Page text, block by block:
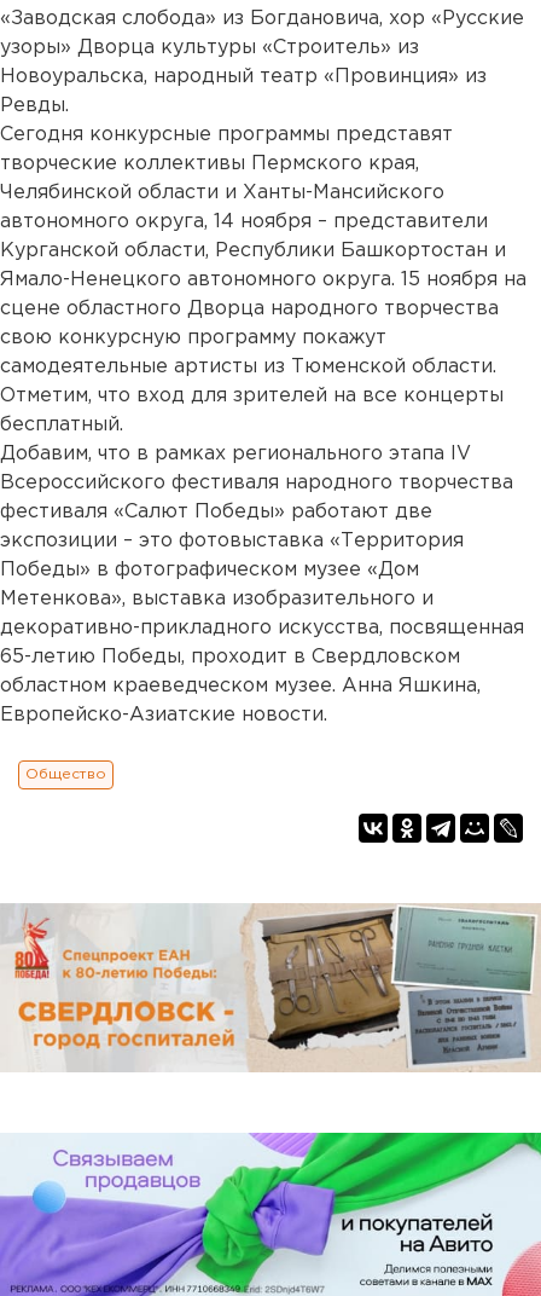
«Заводская слобода» из Богдановича, хор «Русские
узоры» Дворца культуры «Строитель» из
Новоуральска, народный театр «Провинция» из
Ревды.
Сегодня конкурсные программы представят
творческие коллективы Пермского края,
Челябинской области и Ханты-Мансийского
автономного округа, 14 ноября – представители
Курганской области, Республики Башкортостан и
Ямало-Ненецкого автономного округа. 15 ноября на
сцене областного Дворца народного творчества
свою конкурсную программу покажут
самодеятельные артисты из Тюменской области.
Отметим, что вход для зрителей на все концерты
бесплатный.
Добавим, что в рамках регионального этапа IV
Всероссийского фестиваля народного творчества
фестиваля «Салют Победы» работают две
экспозиции – это фотовыставка «Территория
Победы» в фотографическом музее «Дом
Метенкова», выставка изобразительного и
декоративно-прикладного искусства, посвященная
65-летию Победы, проходит в Свердловском
областном краеведческом музее. Анна Яшкина,
Европейско-Азиатские новости.
Общество